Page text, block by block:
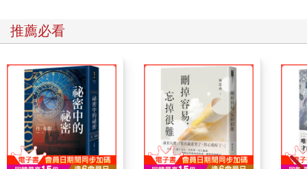
推薦必看